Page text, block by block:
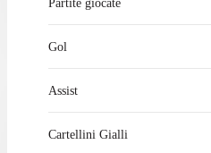
Partite giocate
Gol
Assist
Cartellini Gialli